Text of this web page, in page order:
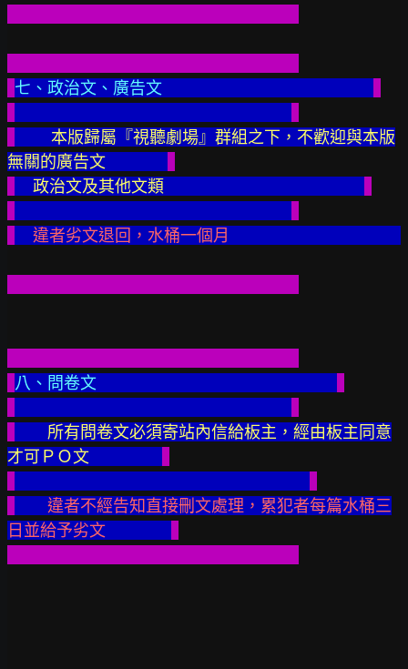
七、政治文、廣告文
本版歸屬『視聽劇場』群組之下，不歡迎與本版
無關的廣告文
     政治文及其他文類
違者劣文退回，水桶一個月
八、問卷文
所有問卷文必須寄站內信給板主，經由板主同意
才可ＰＯ文
違者不經告知直接刪文處理，累犯者每篇水桶三
日並給予劣文